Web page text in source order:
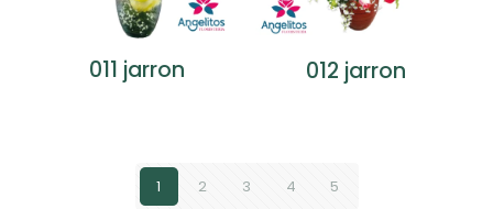
011 jarron 012 jarron
1 2 3 4 5